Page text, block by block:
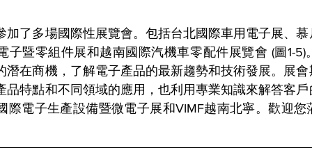
加了多場國際性展覽會。包括台北國際車用電子展、
子暨零組件展和越南國際汽機車零配件展覽會 (圖1-
潛在商機，了解電子產品的最新趨勢和技術發展。展
品特點和不同領域的應用，也利用專業知識來解答客
際電子生產設備暨微電子展和VIMF越南北寧。歡迎